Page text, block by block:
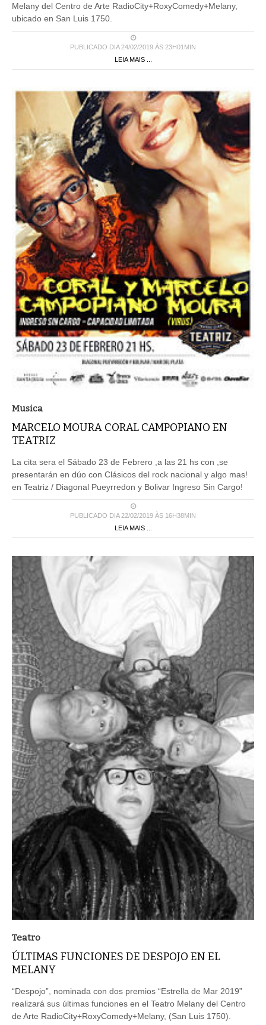
Melany del Centro de Arte RadioCity+RoxyComedy+Melany,
ubicado en San Luis 1750.
PUBLICADO DIA 24/02/2019 ÀS 23H01MIN
LEIA MAIS ...
Musica
MARCELO MOURA CORAL CAMPOPIANO EN
TEATRIZ
La cita sera el Sábado 23 de Febrero ,a las 21 hs con ,se
presentarán en dúo con Clásicos del rock nacional y algo mas!
en Teatriz / Diagonal Pueyrredon y Bolivar Ingreso Sin Cargo!
PUBLICADO DIA 22/02/2019 ÀS 16H38MIN
LEIA MAIS ...
Teatro
ÚLTIMAS FUNCIONES DE DESPOJO EN EL
MELANY
“Despojo”, nominada con dos premios “Estrella de Mar 2019”
realizará sus últimas funciones en el Teatro Melany del Centro
de Arte RadioCity+RoxyComedy+Melany, (San Luis 1750).